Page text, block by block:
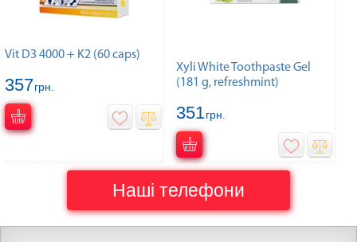
Vit D3 4000 + K2 (60 caps)
357грн.
Xyli White Toothpaste Gel
(181 g, refreshmint)
351грн.
Наші телефони